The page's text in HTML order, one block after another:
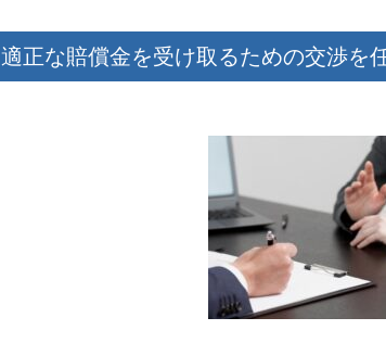
適正な賠償金を受け取るための交渉を